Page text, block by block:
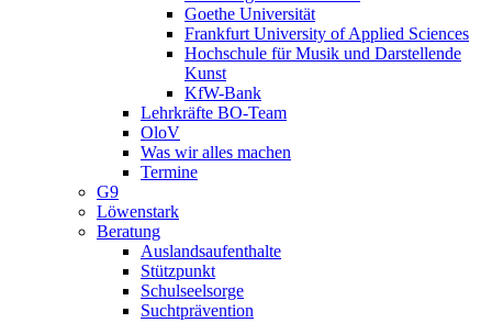
Goethe Universität
Frankfurt University of Applied Sciences
Hochschule für Musik und Darstellende
Kunst
KfW-Bank
Lehrkräfte BO-Team
OloV
Was wir alles machen
Termine
G9
Löwenstark
Beratung
Auslandsaufenthalte
Stützpunkt
Schulseelsorge
Suchtprävention